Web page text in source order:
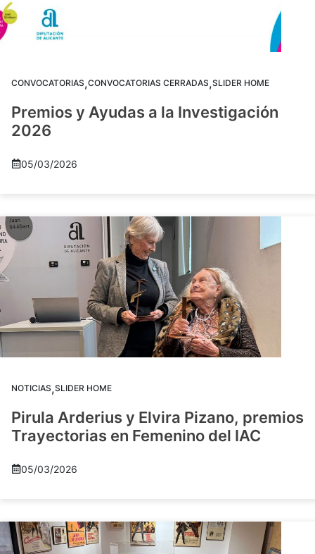
CONVOCATORIAS,CONVOCATORIAS CERRADAS,SLIDER HOME
Premios y Ayudas a la Investigación
2026
05/03/2026
NOTICIAS,SLIDER HOME
Pirula Arderius y Elvira Pizano, premios
Trayectorias en Femenino del IAC
05/03/2026